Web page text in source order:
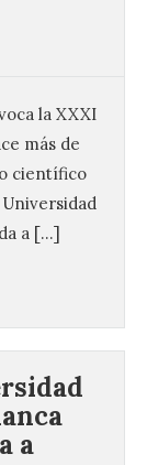
la XXXI
más de
científico
a […]
a